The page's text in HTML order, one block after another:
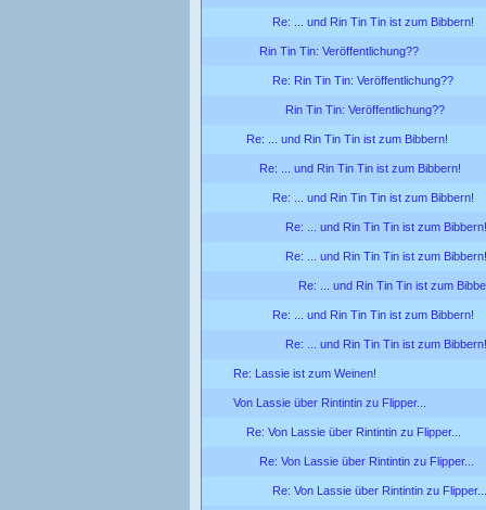
Re: ... und Rin Tin Tin ist zum Bibbern!
Rin Tin Tin: Veröffentlichung??
Re: Rin Tin Tin: Veröffentlichung??
Rin Tin Tin: Veröffentlichung??
Re: ... und Rin Tin Tin ist zum Bibbern!
Re: ... und Rin Tin Tin ist zum Bibbern!
Re: ... und Rin Tin Tin ist zum Bibbern!
Re: ... und Rin Tin Tin ist zum Bibbern!
Re: ... und Rin Tin Tin ist zum Bibbern!
Re: ... und Rin Tin Tin ist zum
Re: ... und Rin Tin Tin ist zum Bibbern!
Re: ... und Rin Tin Tin ist zum Bibbern!
Re: Lassie ist zum Weinen!
Von Lassie über Rintintin zu Flipper...
Re: Von Lassie über Rintintin zu Flipper...
Re: Von Lassie über Rintintin zu Flipper...
Re: Von Lassie über Rintintin zu Flipper...